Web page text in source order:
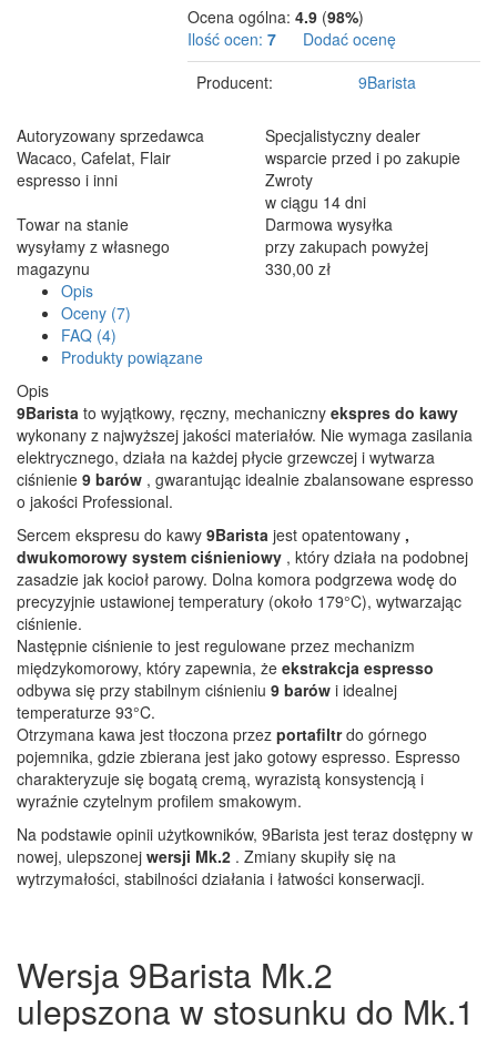
Ocena ogólna: 4.9 (98%)
Ilość ocen: 7
Dodać ocenę
Producent:
9Barista
Autoryzowany sprzedawca
Wacaco, Cafelat, Flair
espresso i inni
Specjalistyczny dealer
wsparcie przed i po zakupie
Zwroty
w ciągu 14 dni
Towar na stanie
wysyłamy z własnego
magazynu
Darmowa wysyłka
przy zakupach powyżej
330,00 zł
Opis
Oceny (7)
FAQ (4)
Produkty powiązane
Opis
9Barista to wyjątkowy, ręczny, mechaniczny ekspres do kawy
wykonany z najwyższej jakości materiałów. Nie wymaga zasilania
elektrycznego, działa na każdej płycie grzewczej i wytwarza
ciśnienie 9 barów , gwarantując idealnie zbalansowane espresso
o jakości Professional.
Sercem ekspresu do kawy 9Barista jest opatentowany ,
dwukomorowy system ciśnieniowy , który działa na podobnej
zasadzie jak kocioł parowy. Dolna komora podgrzewa wodę do
precyzyjnie ustawionej temperatury (około 179°C), wytwarzając
ciśnienie.
Następnie ciśnienie to jest regulowane przez mechanizm
międzykomorowy, który zapewnia, że ekstrakcja espresso
odbywa się przy stabilnym ciśnieniu 9 barów i idealnej
temperaturze 93°C.
Otrzymana kawa jest tłoczona przez portafiltrdo górnego
pojemnika, gdzie zbierana jest jako gotowy espresso. Espresso
charakteryzuje się bogatą cremą, wyrazistą konsystencją i
wyraźnie czytelnym profilem smakowym.
Na podstawie opinii użytkowników, 9Barista jest teraz dostępny w
nowej, ulepszonej wersji Mk.2 . Zmiany skupiły się na
wytrzymałości, stabilności działania i łatwości konserwacji.
Wersja 9Barista Mk.2
ulepszona w stosunku do Mk.1